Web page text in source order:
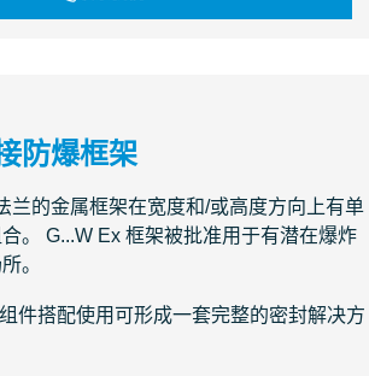
防爆框架
兰的金属框架在宽度和/或高度方向上有单
。 G...W Ex 框架被批准用于有潜在爆炸
。
件搭配使用可形成一套完整的密封解决方